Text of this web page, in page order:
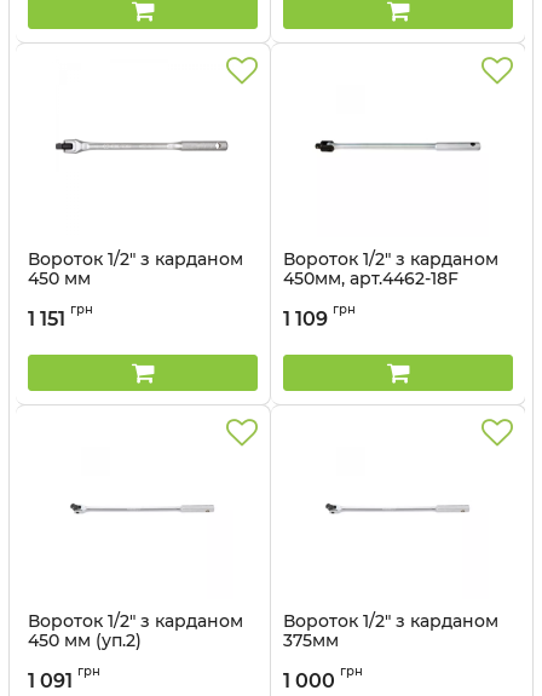
Вороток 1/2" з карданом
450 мм
1 151 грн
Вороток 1/2" з карданом
450мм, арт.4462-18F
1 109 грн
Вороток 1/2" з карданом
450 мм (уп.2)
1 091 грн
Вороток 1/2" з карданом
375мм
1 000 грн